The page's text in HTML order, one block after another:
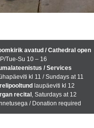
avatud / Cathedral open
Tue-Su 10 – 16
/ Services
kl 11 / Sundays at 11
laupäeviti kl 12
recital , Saturdays at 12
/ Donation required